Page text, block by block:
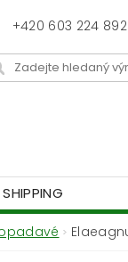
+420 603 224 892